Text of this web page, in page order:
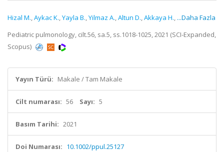
Hizal M.,Aykac K.,Yayla B.,Yilmaz A.,Altun D.,Akkaya H., ...Daha Fazla
Pediatric pulmonology, cilt.56, sa.5, ss.1018-1025, 2021 (SCI-Expanded,
Scopus)
Yayın Türü: Makale / Tam Makale
Cilt numarası: 56 Sayı: 5
Basım Tarihi: 2021
Doi Numarası: 10.1002/ppul.25127